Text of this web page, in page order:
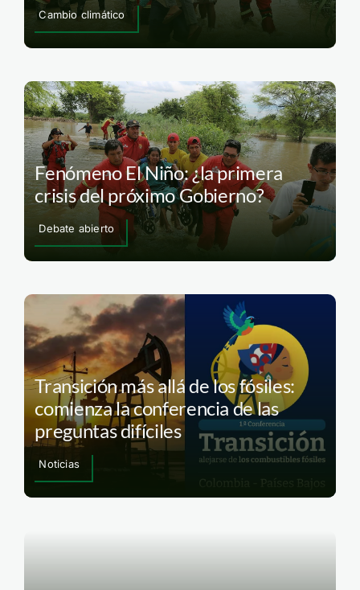
Cambio climático
Fenómeno El Niño: ¿la primera
crisis del próximo Gobierno?
Debate abierto
Transición más allá de los fósiles:
comienza la conferencia de las
preguntas difíciles
Noticias